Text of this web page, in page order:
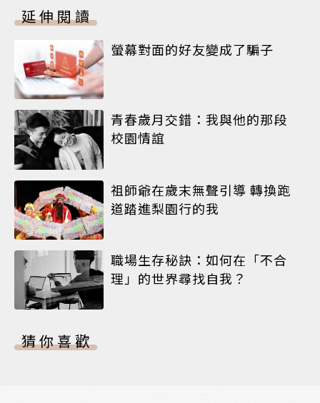
延伸閱讀
螢幕對面的好友變成了騙子
青春歲月交錯：我與他的那段
校園情誼
祖師爺在歲末無聲引導 轉換跑
道踏進梨園行的我
職場生存秘訣：如何在「不合
理」的世界尋找自我？
猜你喜歡